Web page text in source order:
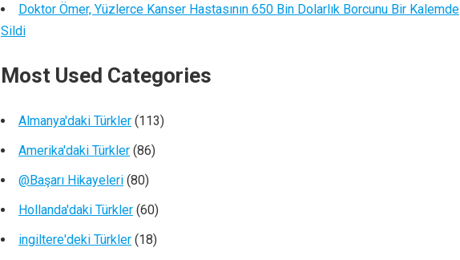
Doktor Ömer, Yüzlerce Kanser Hastasının 650 Bin Dolarlık Borcunu Bir Kalemde
Sildi
Most Used Categories
Almanya'daki Türkler (113)
Amerika'daki Türkler (86)
@Başarı Hikayeleri (80)
Hollanda'daki Türkler (60)
ingiltere'deki Türkler (18)